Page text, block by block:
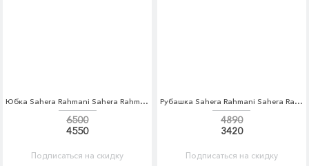
Юбка Sahera Rahmani Sahera Rahmani MP002XW1AOTW
6500
4550
Подписаться на скидку
Рубашка Sahera Rahmani Sahera Rahmani MP002XM0W5IU
4890
3420
Подписаться на скидку